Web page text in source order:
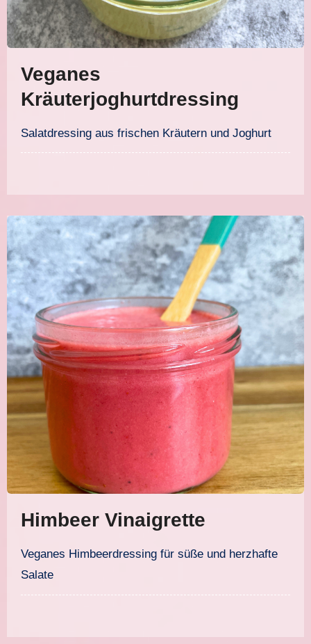
Veganes
Kräuterjoghurtdressing
Salatdressing aus frischen Kräutern und Joghurt
Himbeer Vinaigrette
Veganes Himbeerdressing für süße und herzhafte
Salate